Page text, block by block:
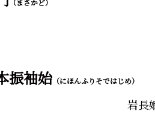
（まさかど）
振袖始（にほんふりそではじめ）
岩長